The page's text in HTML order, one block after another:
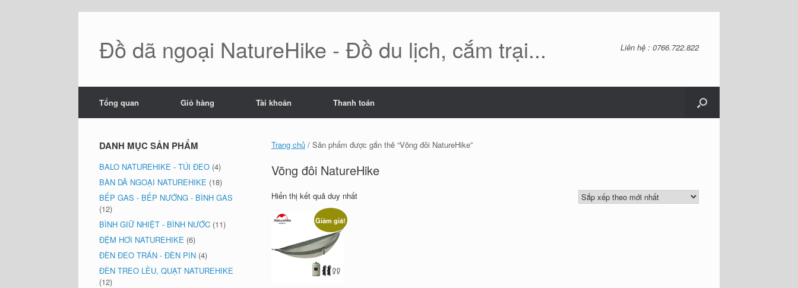
Đồ dã ngoại NatureHike - Đồ du lịch, cắm trại... Liên hệ : 0766.722.822
Tổng quan Giỏ hàng Tài khoản Thanh toán
Trang chủ / Sản phẩm được gắn thẻ “Võng đôi NatureHike”
Võng đôi NatureHike
Hiển thị kết quả duy nhất
Giảm giá!
DANH MỤC SẢN PHẨM
BALO NATUREHIKE - TÚI ĐEO (4)
BÀN DÃ NGOẠI NATUREHIKE (18)
BẾP GAS - BẾP NƯỚNG - BÌNH GAS
(12)
BÌNH GIỮ NHIỆT - BÌNH NƯỚC (11)
ĐỆM HƠI NATUREHIKE (6)
ĐÈN ĐEO TRÁN - ĐÈN PIN (4)
ĐÈN TREO LỀU, QUẠT NATUREHIKE
(12)